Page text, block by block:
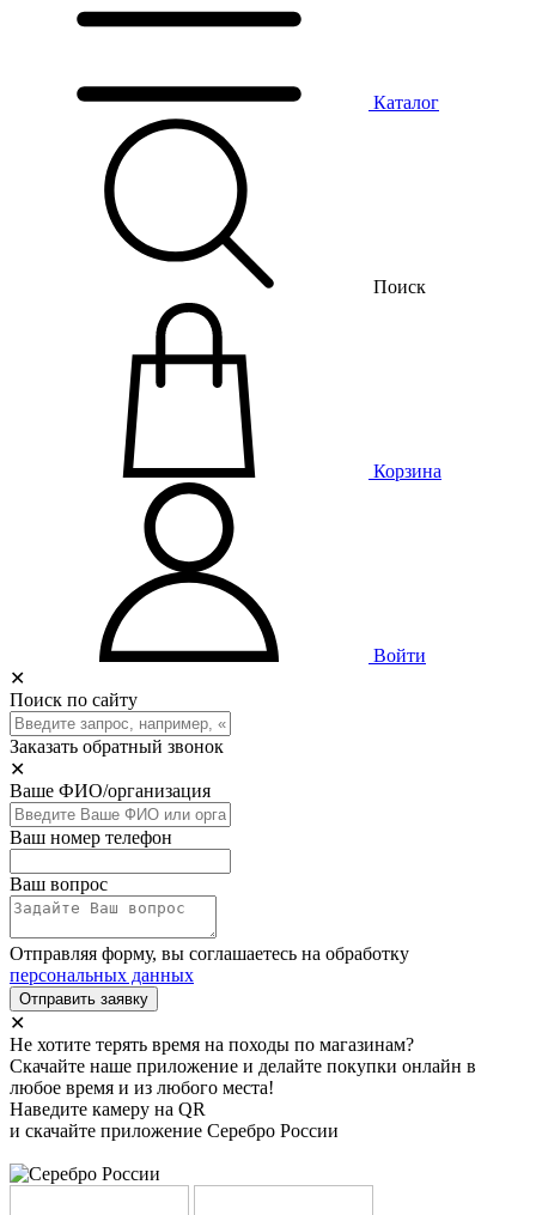
Каталог
Поиск
Корзина
Войти
✕
Поиск по сайту
Заказать обратный звонок
✕
Ваше ФИО/организация
Ваш номер телефон
Ваш вопрос
Отправляя форму, вы соглашаетесь на обработку
персональных данных
Отправить заявку
✕
Не хотите терять время на походы по магазинам?
Скачайте наше приложение и делайте покупки онлайн в
любое время и из любого места!
Наведите камеру на QR
и скачайте приложение Серебро России